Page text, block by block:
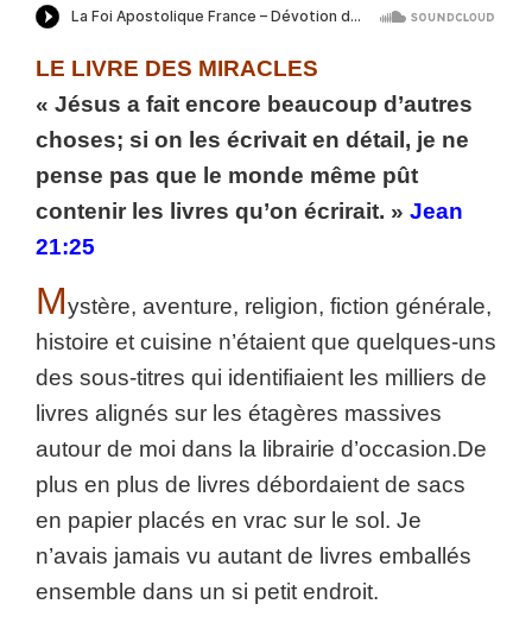
LE LIVRE DES MIRACLES
« Jésus a fait encore beaucoup d’autres
choses; si on les écrivait en détail, je ne
pense pas que le monde même pût
contenir les livres qu’on écrirait. » Jean
21:25
Mystère, aventure, religion, fiction générale,
histoire et cuisine n’étaient que quelques-uns
des sous-titres qui identifiaient les milliers de
livres alignés sur les étagères massives
autour de moi dans la librairie d’occasion.De
plus en plus de livres débordaient de sacs
en papier placés en vrac sur le sol. Je
n’avais jamais vu autant de livres emballés
ensemble dans un si petit endroit.